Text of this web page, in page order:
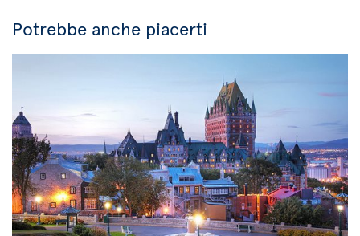
Potrebbe anche piacerti